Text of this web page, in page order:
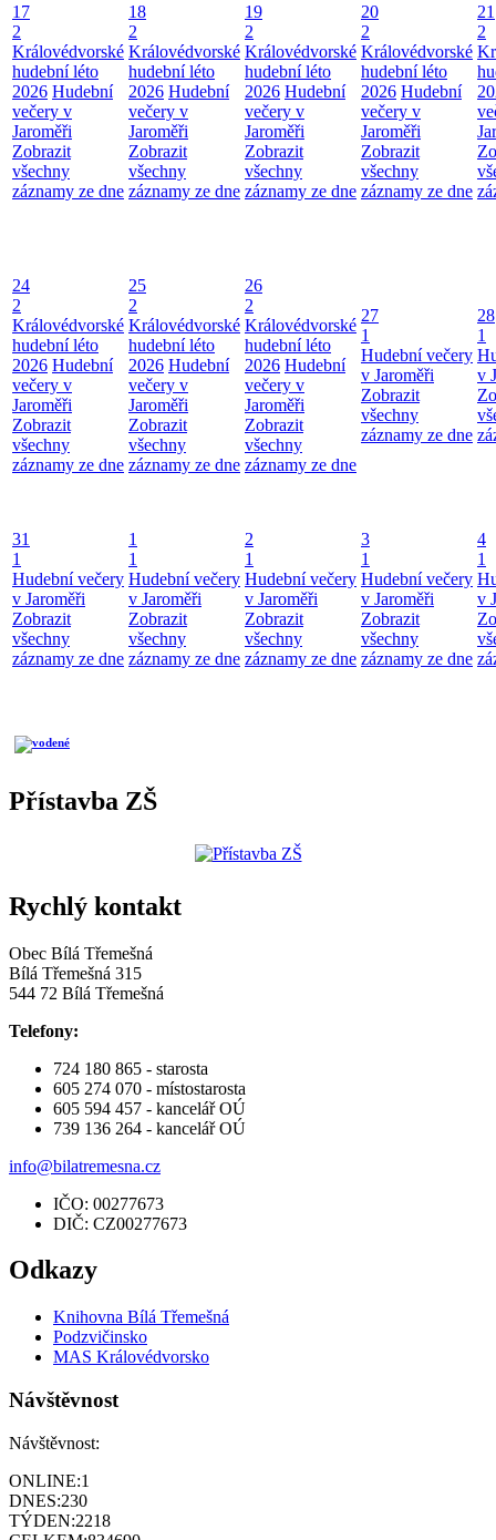
17
2
Královédvorské
hudební léto
2026 Hudební
večery v
Jaroměři
Zobrazit
všechny
záznamy ze dne
18
2
Královédvorské
hudební léto
2026 Hudební
večery v
Jaroměři
Zobrazit
všechny
záznamy ze dne
19
2
Královédvorské
hudební léto
2026 Hudební
večery v
Jaroměři
Zobrazit
všechny
záznamy ze dne
20
2
Královédvorské
hudební léto
2026 Hudební
večery v
Jaroměři
Zobrazit
všechny
záznamy ze dne
21
2
24
2
Královédvorské
hudební léto
2026 Hudební
večery v
Jaroměři
Zobrazit
všechny
záznamy ze dne
25
2
Královédvorské
hudební léto
2026 Hudební
večery v
Jaroměři
Zobrazit
všechny
záznamy ze dne
26
2
Královédvorské
hudební léto
2026 Hudební
večery v
Jaroměři
Zobrazit
všechny
záznamy ze dne
27
1
Hudební večery
v Jaroměři
Zobrazit
všechny
záznamy ze dne
28
1
v
31
1
Hudební večery
v Jaroměři
Zobrazit
všechny
záznamy ze dne
1
1
Hudební večery
v Jaroměři
Zobrazit
všechny
záznamy ze dne
2
1
Hudební večery
v Jaroměři
Zobrazit
všechny
záznamy ze dne
3
1
Hudební večery
v Jaroměři
Zobrazit
všechny
záznamy ze dne
4
1
v
Přístavba ZŠ
Rychlý kontakt
Obec Bílá Třemešná
Bílá Třemešná 315
544 72 Bílá Třemešná
Telefony:
724 180 865 - starosta
605 274 070 - místostarosta
605 594 457 - kancelář OÚ
739 136 264 - kancelář OÚ
info@bilatremesna.cz
IČO: 00277673
DIČ: CZ00277673
Odkazy
Knihovna Bílá Třemešná
Podzvičinsko
MAS Královédvorsko
Návštěvnost
Návštěvnost:
ONLINE:1
DNES:230
TÝDEN:2218